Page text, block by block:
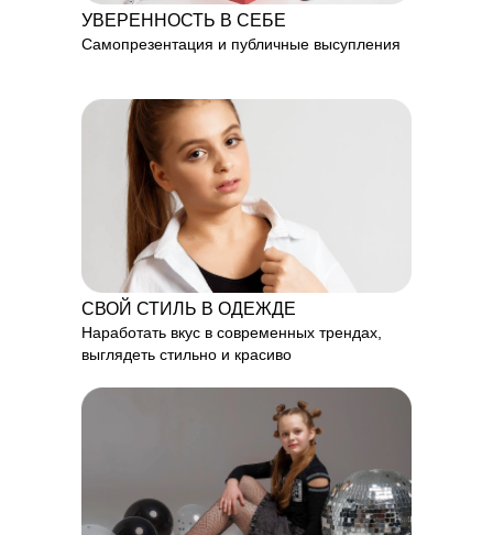
УВЕРЕННОСТЬ В СЕБЕ
Самопрезентация и публичные высупления
СВОЙ СТИЛЬ В ОДЕЖДЕ
Наработать вкус в современных трендах,
выглядеть стильно и красиво